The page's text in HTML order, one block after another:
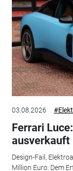
03.08.2026
Ferrari
ausverkauft
Design-Fail,
Million Euro: Dem